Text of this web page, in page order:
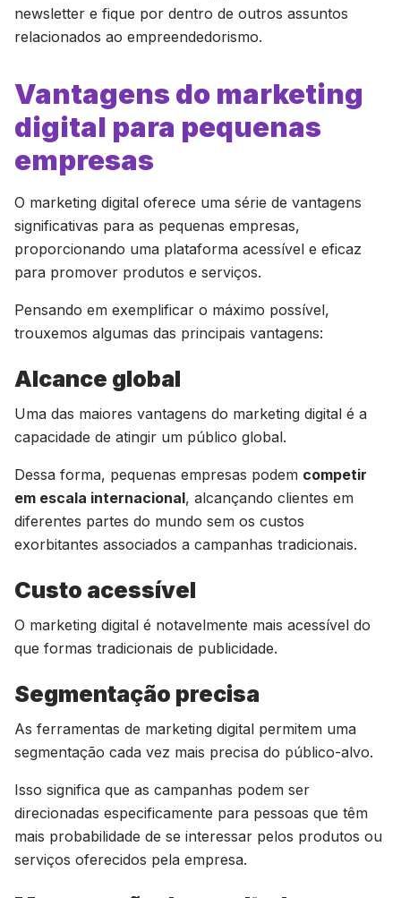
newsletter e fique por dentro de outros assuntos
relacionados ao empreendedorismo.
Vantagens do marketing
digital para pequenas
empresas
O marketing digital oferece uma série de vantagens
significativas para as pequenas empresas,
proporcionando uma plataforma acessível e eficaz
para promover produtos e serviços.
Pensando em exemplificar o máximo possível,
trouxemos algumas das principais vantagens:
Alcance global
Uma das maiores vantagens do marketing digital é a
capacidade de atingir um público global.
Dessa forma, pequenas empresas podem competir
em escala internacional, alcançando clientes em
diferentes partes do mundo sem os custos
exorbitantes associados a campanhas tradicionais.
Custo acessível
O marketing digital é notavelmente mais acessível do
que formas tradicionais de publicidade.
Segmentação precisa
As ferramentas de marketing digital permitem uma
segmentação cada vez mais precisa do público-alvo.
Isso significa que as campanhas podem ser
direcionadas especificamente para pessoas que têm
mais probabilidade de se interessar pelos produtos ou
serviços oferecidos pela empresa.